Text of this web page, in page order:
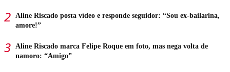
Aline Riscado posta vídeo e responde seguidor: “Sou ex-bailarina,
amore!”
Aline Riscado marca Felipe Roque em foto, mas nega volta de
namoro: “Amigo”